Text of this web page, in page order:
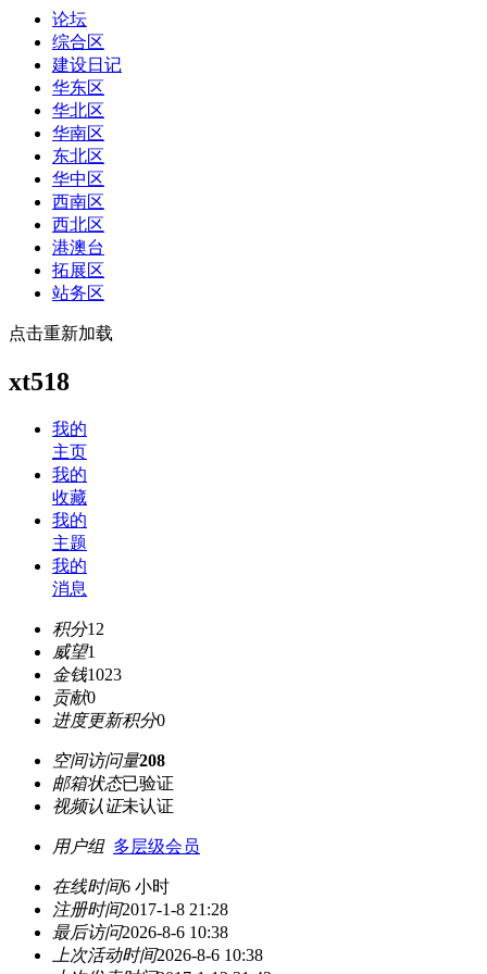
论坛
综合区
建设日记
华东区
华北区
华南区
东北区
华中区
西南区
西北区
港澳台
拓展区
站务区
点击重新加载
xt518
我的
主页
我的
收藏
我的
主题
我的
消息
积分12
威望1
金钱1023
贡献0
进度更新积分0
空间访问量208
邮箱状态已验证
视频认证未认证
用户组 多层级会员
在线时间6 小时
注册时间2017-1-8 21:28
最后访问2026-8-6 10:38
上次活动时间2026-8-6 10:38